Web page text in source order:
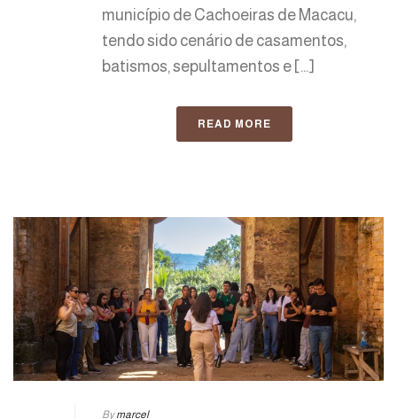
município de Cachoeiras de Macacu,
tendo sido cenário de casamentos,
batismos, sepultamentos e [...]
READ MORE
By marcel